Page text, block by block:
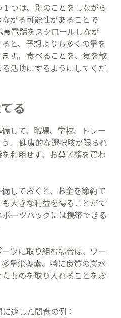
つは、別のことをしながら
がる可能性があることで
電話をスクロールしなが
と、予想よりも多くの量を
す。 食べることを、気を散
活動にするようにしてくだ
る
して、職場、学校、トレー
。 健康的な選択肢が限られ
利用せず、お菓子類を買わ
しておくと、お金を節約で
大きな利益を得ることがで
ーツバッグには携帯できる
ツに取り組む場合は、ワー
量栄養素、特に良質の炭水
ものを取り入れることをお
適した間食の例：